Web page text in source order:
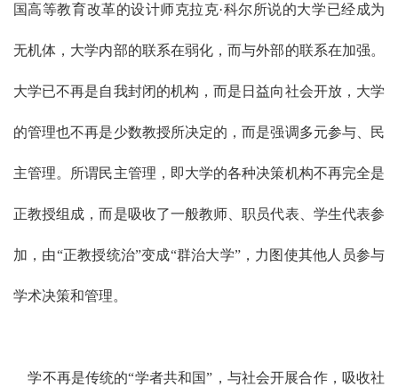
国高等教育改革的设计师克拉克·科尔所说的大学已经成为
无机体，大学内部的联系在弱化，而与外部的联系在加强。
大学已不再是自我封闭的机构，而是日益向社会开放，大学
的管理也不再是少数教授所决定的，而是强调多元参与、民
主管理。所谓民主管理，即大学的各种决策机构不再完全是
正教授组成，而是吸收了一般教师、职员代表、学生代表参
加，由“正教授统治”变成“群治大学”，力图使其他人员参与
学术决策和管理。
学不再是传统的“学者共和国”，与社会开展合作，吸收社